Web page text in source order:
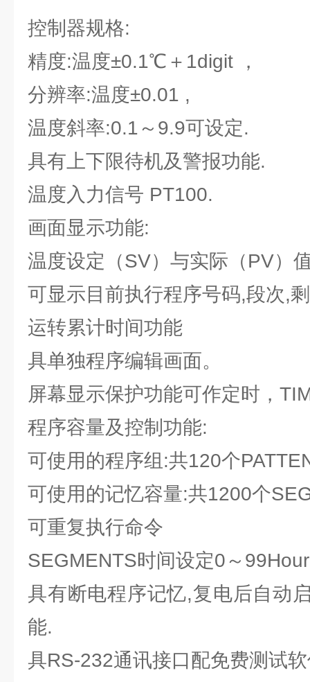
控制器规格:
精度:温度±0.1℃＋1digit ，
分辨率:温度±0.01 ,
温度斜率:0.1～9.9可设定.
具有上下限待机及警报功能.
温度入力信号 PT100.
画面显示功能:
温度设定（SV）与实际（PV）
可显示目前执行程序号码,段次,
运转累计时间功能
具单独程序编辑画面。
屏幕显示保护功能可作定时，
程序容量及控制功能:
可使用的程序组:共120个
可使用的记忆容量:共1200个
可重复执行命令
SEGMENTS时间设定0～
具有断电程序记忆,复电后自动
能.
具RS-232通讯接口配免费测试